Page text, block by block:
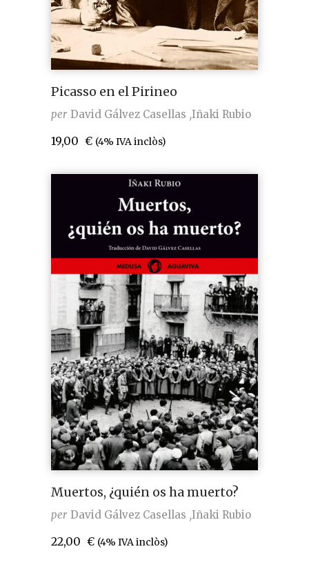
Picasso en el Pirineo
per David Gálvez Casellas Iñaki Rubio
19,00 € (4% IVA inclòs)
Muertos, ¿quién os ha muerto?
per David Gálvez Casellas Iñaki Rubio
22,00 € (4% IVA inclòs)